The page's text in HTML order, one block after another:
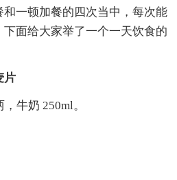
一顿加餐的四次当中，每次能
面给大家举了一个一天饮食的
片
牛奶 250ml。